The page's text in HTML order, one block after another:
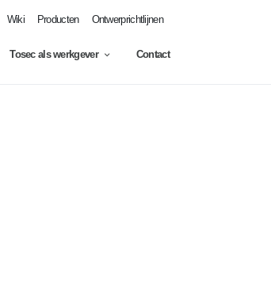
Wiki Producten Ontwerprichtlijnen
Tosec als werkgever Contact